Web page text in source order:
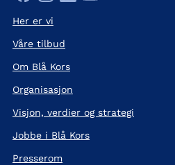
Her er vi
Våre tilbud
Om Blå Kors
Organisasjon
Visjon, verdier og strategi
Jobbe i Blå Kors
Presserom